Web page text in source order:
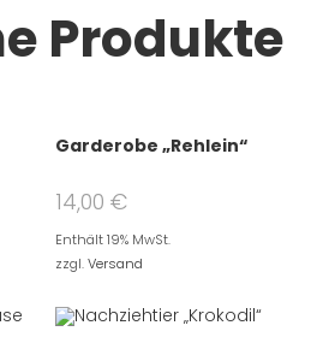
Produkte
Garderobe „Rehlein“
14,00€
Enthält 19% MwSt.
zzgl.Versand